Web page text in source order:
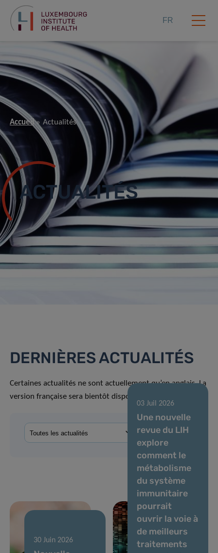
FR
Accueil Actualités
ACTUALITÉS
DERNIÈRES ACTUALITÉS
Certaines actualités ne sont actuellement qu’en anglais. La
version française sera bientôt disponible.
Circulation du
03 Juil 2026
Une nouvelle
revue du LIH
explore
comment le
métabolisme
du système
immunitaire
pourrait
ouvrir la voie à
de meilleurs
traitements
30 Juin 2026